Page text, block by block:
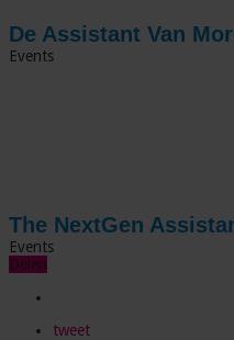
De Assistant Van
Events
The NextGen
Events
Delen
tweet